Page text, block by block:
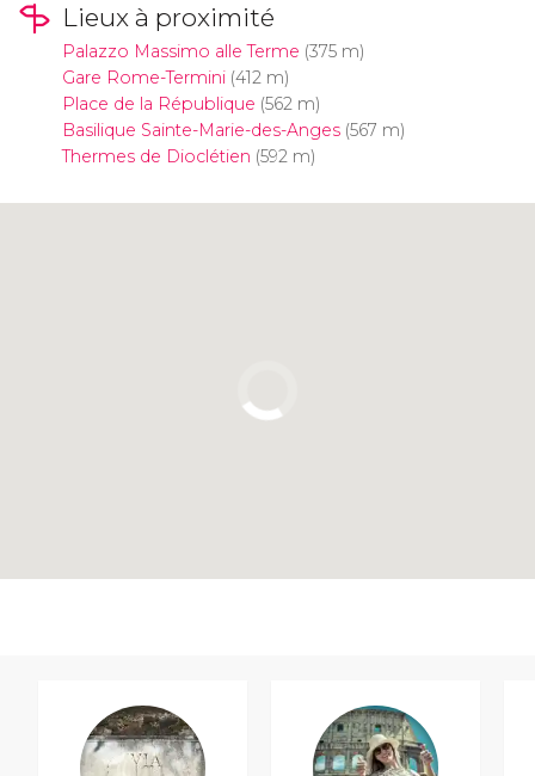
Lieux à proximité
Palazzo Massimo alle Terme (375 m)
Gare Rome-Termini(412 m)
Place de la République (562 m)
Basilique Sainte-Marie-des-Anges(567 m)
Thermes de Dioclétien (592 m)